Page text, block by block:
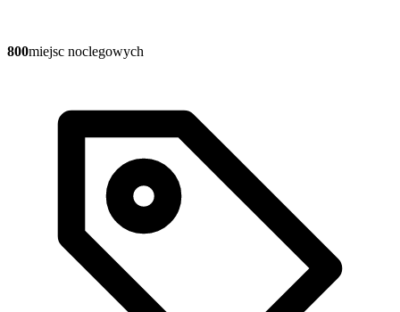
800miejsc noclegowych